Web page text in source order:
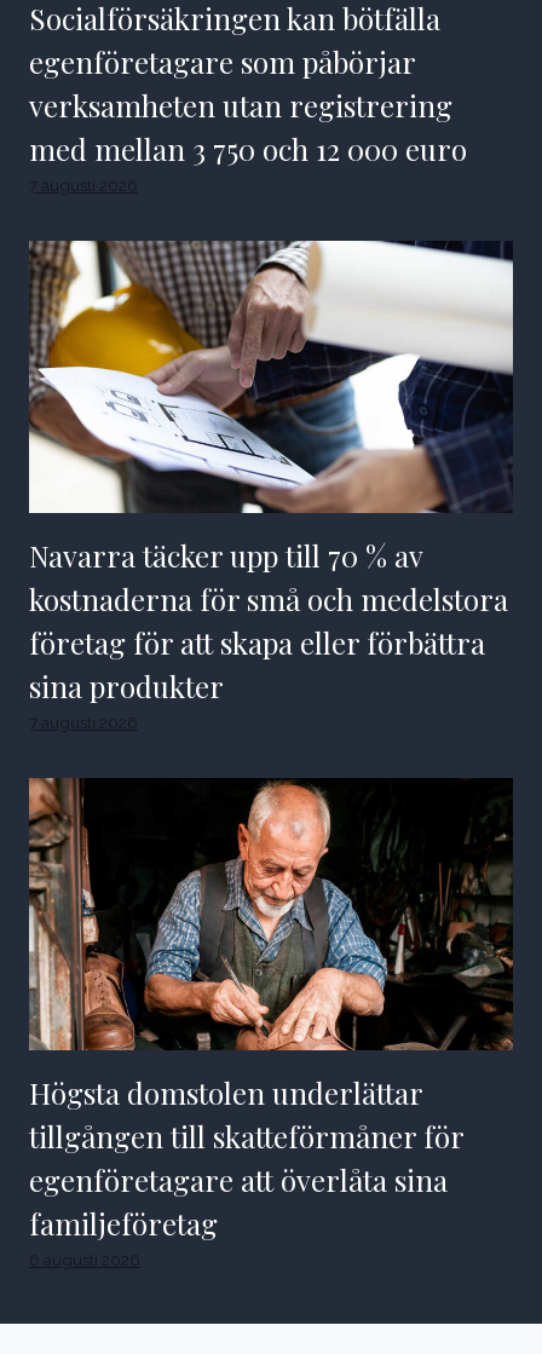
Socialförsäkringen kan bötfälla
egenföretagare som påbörjar
verksamheten utan registrering
med mellan 3 750 och 12 000 euro
7 augusti 2026
Navarra täcker upp till 70 % av
kostnaderna för små och medelstora
företag för att skapa eller förbättra
sina produkter
7 augusti 2026
Högsta domstolen underlättar
tillgången till skatteförmåner för
egenföretagare att överlåta sina
familjeföretag
6 augusti 2026